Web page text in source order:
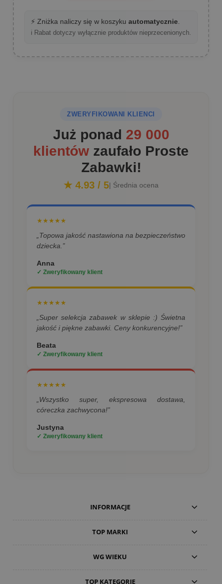
⚡ Zniżka naliczy się w koszyku automatycznie
ℹ️ Rabat dotyczy wyłącznie produktów nieprzecenionych.
ZWERYFIKOWANI KLIENCI
Już ponad 29 000
klientów zaufało Proste
Zabawki!
★ 4.93 / 5| Średnia ocena
★★★★★
„Topowa jakość nastawiona na bezpieczeństwo
dziecka.”
Anna
✓ Zweryfikowany klient
★★★★★
„Super selekcja zabawek w sklepie :) Świetna
jakość i piękne zabawki. Ceny konkurencyjne!”
Beata
✓ Zweryfikowany klient
★★★★★
„Wszystko super, ekspresowa dostawa,
córeczka zachwycona!”
Justyna
✓ Zweryfikowany klient
INFORMACJE
TOP MARKI
WG WIEKU
TOP KATEGORIE